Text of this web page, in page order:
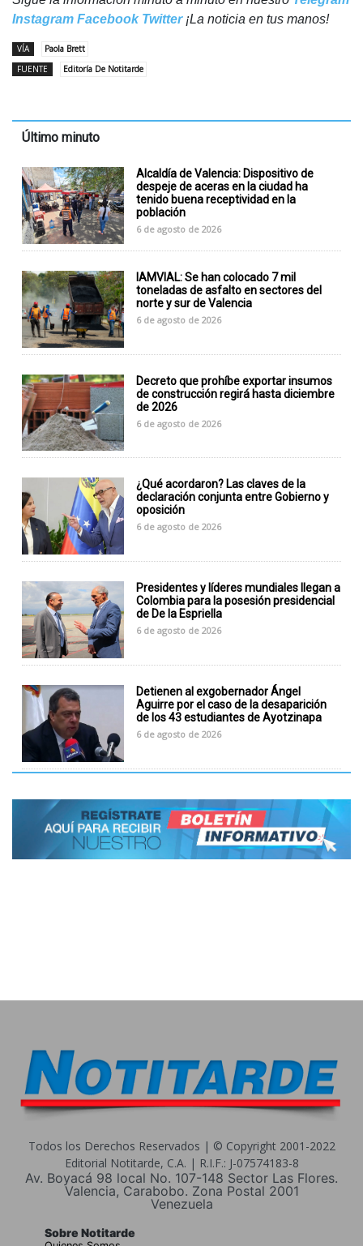
Instagram Facebook Twitter¡La noticia en tus manos!
VÍA
Paola Brett
FUENTE
Editoría De Notitarde
Último minuto
Alcaldía de Valencia: Dispositivo de
despeje de aceras en la ciudad ha
tenido buena receptividad en la
población
6 de agosto de 2026
IAMVIAL: Se han colocado 7 mil
toneladas de asfalto en sectores del
norte y sur de Valencia
6 de agosto de 2026
Decreto que prohíbe exportar insumos
de construcción regirá hasta diciembre
de 2026
6 de agosto de 2026
¿Qué acordaron? Las claves de la
declaración conjunta entre Gobierno y
oposición
6 de agosto de 2026
Presidentes y líderes mundiales llegan a
Colombia para la posesión presidencial
de De la Espriella
6 de agosto de 2026
Detienen al exgobernador Ángel
Aguirre por el caso de la desaparición
de los 43 estudiantes de Ayotzinapa
6 de agosto de 2026
Todos los Derechos Reservados | © Copyright 2001-2022
Editorial Notitarde, C.A. | R.I.F.: J-07574183-8
Av. Boyacá 98 local No. 107-148 Sector Las Flores.
Valencia, Carabobo. Zona Postal 2001
Venezuela
Sobre Notitarde